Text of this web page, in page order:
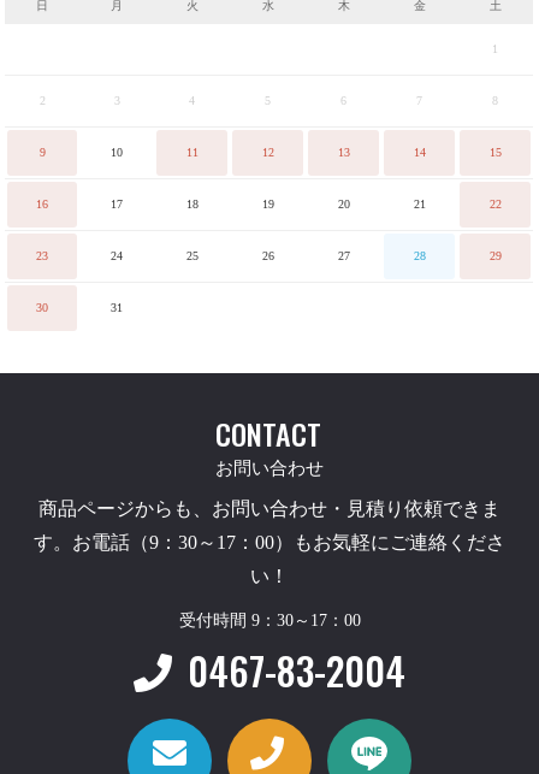
日 月 火 水 木 金 土
1
2 3 4 5 6 7 8
9 10 11 12 13 14 15
16 17 18 19 20 21 22
23 24 25 26 27 28 29
30 31
CONTACT
お問い合わせ
商品ページからも、お問い合わせ・見積り依頼できま
す。お電話（9：30～17：00）もお気軽にご連絡くださ
い！
受付時間 9：30～17：00
0467-83-2004